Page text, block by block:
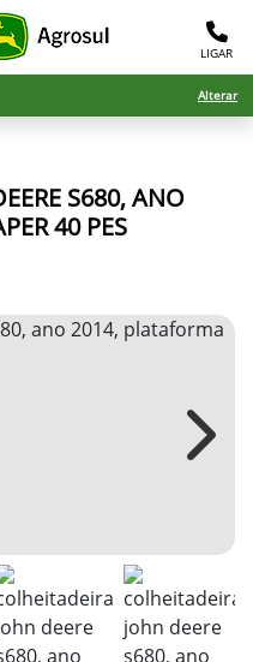
LIGAR
Alterar
S680, ANO
40 PES
Next